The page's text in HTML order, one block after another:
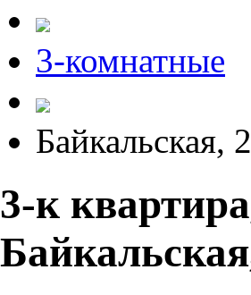
3-комнатные
Байкальская,
3-к